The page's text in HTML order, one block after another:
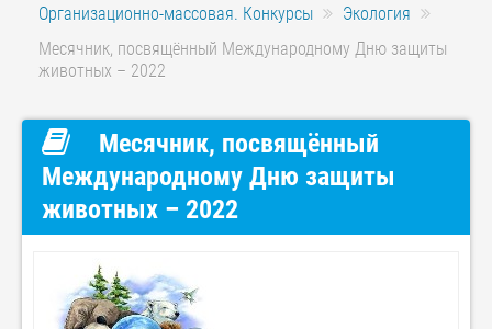
Организационно-массовая. Конкурсы
Экология
Месячник, посвящённый Международному Дню защиты
животных – 2022
Месячник, посвящённый
Международному Дню защиты
животных – 2022